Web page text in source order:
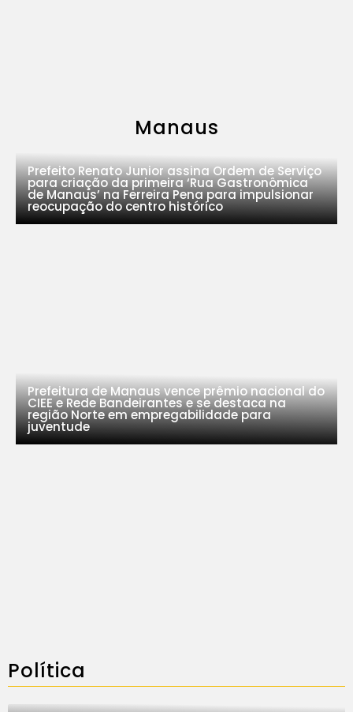
Manaus
Prefeito Renato Junior assina Ordem de Serviço
para criação da primeira ‘Rua Gastronômica
de Manaus’ na Ferreira Pena para impulsionar
reocupação do centro histórico
Prefeitura de Manaus vence prêmio nacional do
CIEE e Rede Bandeirantes e se destaca na
região Norte em empregabilidade para
juventude
Política